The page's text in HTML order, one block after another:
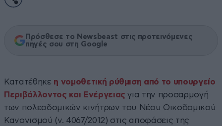
Πρόσθεσε το Newsbeast στις προτεινόμενες
πηγές σου στη Google
Κατατέθηκε η νομοθετική ρύθμιση από το υπουργείο
Περιβάλλοντος και Ενέργειας για την προσαρμογή
των πολεοδομικών κινήτρων του Νέου Οικοδομικού
Κανονισμού (ν. 4067/2012) στις αποφάσεις της